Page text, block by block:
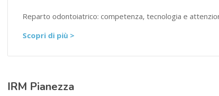
Reparto odontoiatrico: competenza, tecnologia e
Scopri di più >
IRM Pianezza